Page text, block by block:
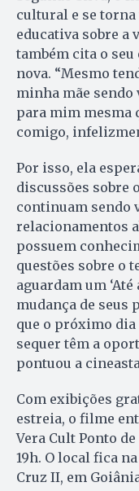
cultural e se
educativa sobre a
também cita o
nova. “Mesmo
minha mãe
para mim mesma
comigo,
Por isso, ela
discussões sobre
continuam sendo
relacionamentos
possuem
questões sobre o
aguardam um ‘Até
mudança de seus
que o próximo
sequer têm a
pontuou a
Com exibições
estreia, o filme
Vera Cult Ponto
19h. O local fica
Cruz II, em